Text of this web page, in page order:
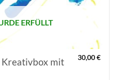
ERFÜLLT
Kreativbox mit
30,00€